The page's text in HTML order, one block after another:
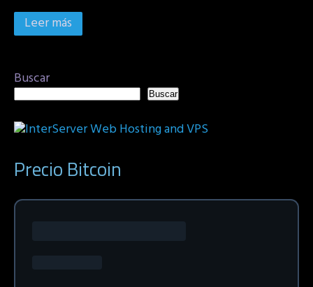
Leer más
Buscar
Buscar
Precio Bitcoin